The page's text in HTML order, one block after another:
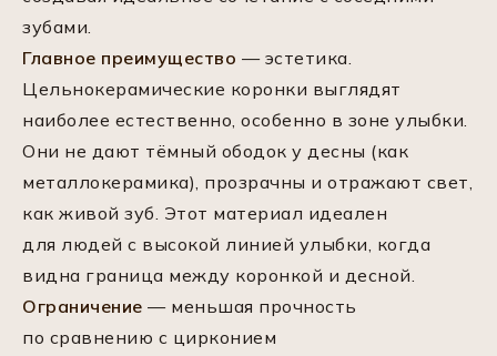
зубами.
Главное преимущество — эстетика.
Цельнокерамические коронки выглядят
наиболее естественно, особенно в зоне улыбки.
Они не дают тёмный ободок у десны (как
металлокерамика), прозрачны и отражают свет,
как живой зуб. Этот материал идеален
для людей с высокой линией улыбки, когда
видна граница между коронкой и десной.
Ограничение — меньшая прочность
по сравнению с цирконием